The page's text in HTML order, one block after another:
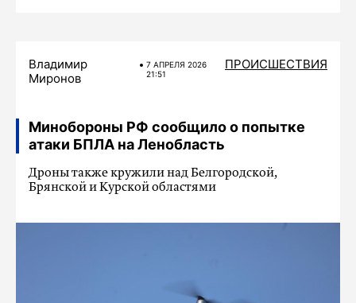
Владимир
Миронов
7 АПРЕЛЯ 2026
21:51
ПРОИСШЕСТВИЯ
Минобороны РФ сообщило о попытке
атаки БПЛА на Ленобласть
Дроны также кружили над Белгородской,
Брянской и Курской областями